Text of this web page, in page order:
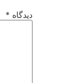
دیدگاه *